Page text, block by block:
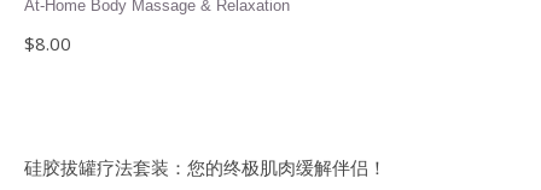
$8.00
硅胶拔罐疗法套装：您的终极肌肉缓解伴侣！